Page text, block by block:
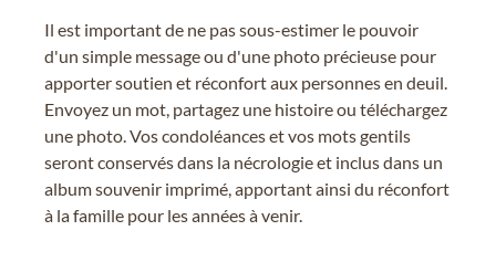
Il est important de ne pas sous-estimer le pouvoir
d'un simple message ou d'une photo précieuse pour
apporter soutien et réconfort aux personnes en deuil.
Envoyez un mot, partagez une histoire ou téléchargez
une photo. Vos condoléances et vos mots gentils
seront conservés dans la nécrologie et inclus dans un
album souvenir imprimé, apportant ainsi du réconfort
à la famille pour les années à venir.